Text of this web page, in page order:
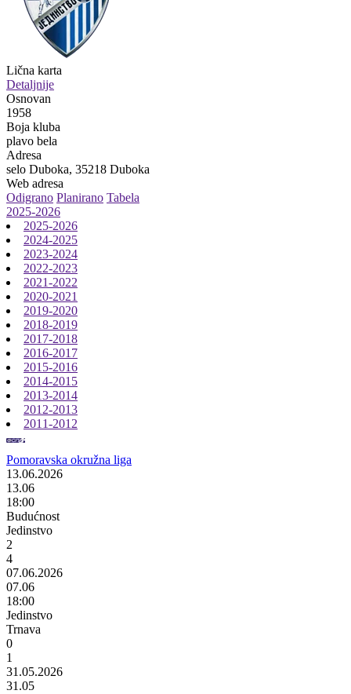
Lična karta
Detaljnije
Osnovan
1958
Boja kluba
plavo bela
Adresa
selo Duboka, 35218 Duboka
Web adresa
Odigrano Planirano Tabela
2025-2026
2025-2026
2024-2025
2023-2024
2022-2023
2021-2022
2020-2021
2019-2020
2018-2019
2017-2018
2016-2017
2015-2016
2014-2015
2013-2014
2012-2013
2011-2012
Pomoravska okružna liga
13.06.2026
13.06
18:00
Budućnost
Jedinstvo
2
4
07.06.2026
07.06
18:00
Jedinstvo
Trnava
0
1
31.05.2026
31.05